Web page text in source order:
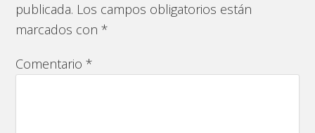
publicada. Los campos obligatorios están
marcados con*
Comentario*